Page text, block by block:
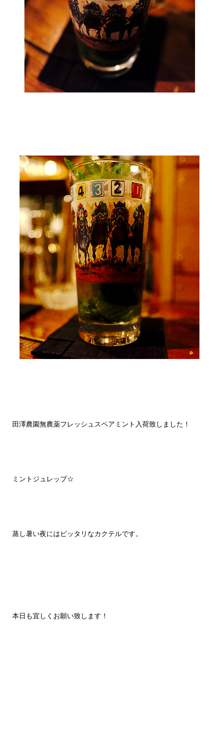
田澤農園無農薬フレッシュスペアミント入荷致しました！
ミントジュレップ☆
蒸し暑い夜にはピッタリなカクテルです。
本日も宜しくお願い致します！